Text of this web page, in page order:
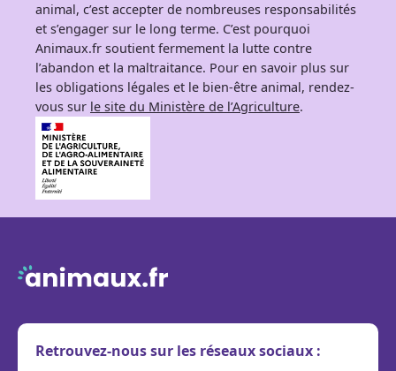
animal, c’est accepter de nombreuses responsabilités
et s’engager sur le long terme. C’est pourquoi
Animaux.fr soutient fermement la lutte contre
l’abandon et la maltraitance. Pour en savoir plus sur
les obligations légales et le bien-être animal, rendez-
vous sur le site du Ministère de l’Agriculture.
Retrouvez-nous sur les réseaux sociaux :